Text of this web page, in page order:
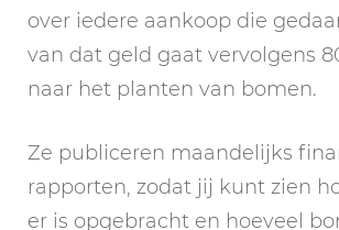
over iedere aankoop die
van dat geld gaat vervolgens
naar het planten van bomen.
Ze publiceren maandelijks
rapporten, zodat jij kunt zien
er is opgebracht en hoeveel